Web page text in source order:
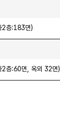
2층:183면)
층:60면, 옥외 32면)